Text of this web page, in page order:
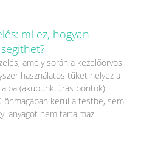
mi ez, hogyan
amely során a kezelőorvos
használatos tűket helyez a
(akupunktúrás pontok)
önmagában kerül a testbe, sem
anyagot nem tartalmaz.